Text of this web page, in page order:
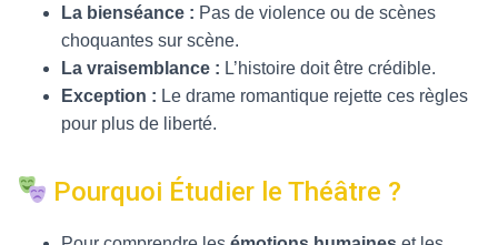
La bienséance : Pas de violence ou de scènes
choquantes sur scène.
La vraisemblance : L’histoire doit être crédible.
Exception : Le drame romantique rejette ces règles
pour plus de liberté.
Pourquoi Étudier le Théâtre ?